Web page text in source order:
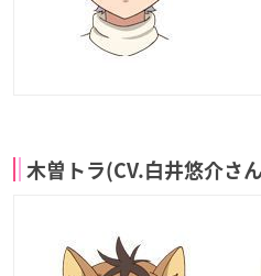
木曽トラ(CV.白井悠介さ